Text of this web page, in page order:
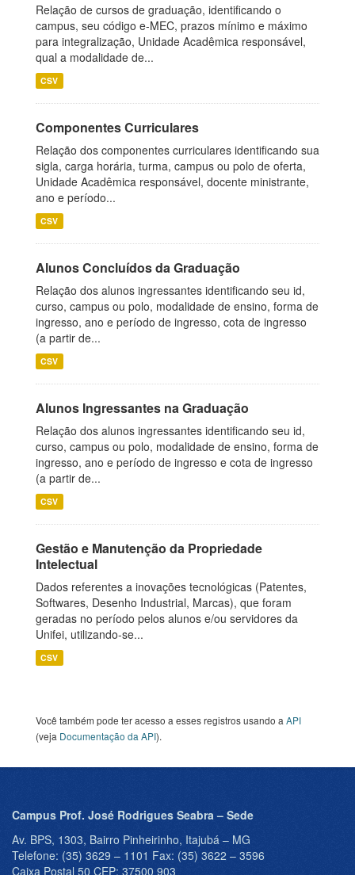
Relação de cursos de graduação, identificando o
campus, seu código e-MEC, prazos mínimo e máximo
para integralização, Unidade Acadêmica responsável,
qual a modalidade de...
CSV
Componentes Curriculares
Relação dos componentes curriculares identificando sua
sigla, carga horária, turma, campus ou polo de oferta,
Unidade Acadêmica responsável, docente ministrante,
ano e período...
CSV
Alunos Concluídos da Graduação
Relação dos alunos ingressantes identificando seu id,
curso, campus ou polo, modalidade de ensino, forma de
ingresso, ano e período de ingresso, cota de ingresso
(a partir de...
CSV
Alunos Ingressantes na Graduação
Relação dos alunos ingressantes identificando seu id,
curso, campus ou polo, modalidade de ensino, forma de
ingresso, ano e período de ingresso e cota de ingresso
(a partir de...
CSV
Gestão e Manutenção da Propriedade
Intelectual
Dados referentes a inovações tecnológicas (Patentes,
Softwares, Desenho Industrial, Marcas), que foram
geradas no período pelos alunos e/ou servidores da
Unifei, utilizando-se...
CSV
Você também pode ter acesso a esses registros usando a API
(veja Documentação da API).
Campus Prof. José Rodrigues Seabra – Sede
Av. BPS, 1303, Bairro Pinheirinho, Itajubá – MG
Telefone: (35) 3629 – 1101 Fax: (35) 3622 – 3596
Caixa Postal 50 CEP: 37500 903